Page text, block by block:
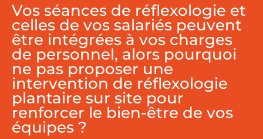
Vos séances de réflexologie et
celles de vos salariés peuvent
être intégrées à vos charges
de personnel, alors pourquoi
ne pas proposer une
intervention de réflexologie
plantaire sur site pour
renforcer le bien-être de vos
équipes ?